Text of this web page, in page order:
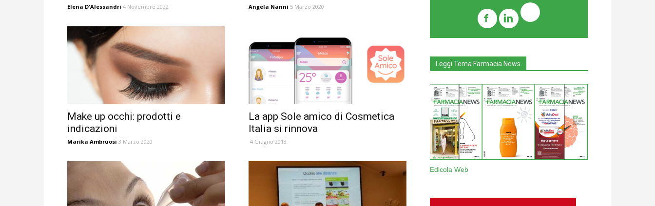
Elena D'Alessandri 4 Novembre 2022 Angela Nanni 5 Marzo 2020
Make up occhi: prodotti e
indicazioni
Marika Ambruosi 3 Marzo 2020
La app Sole amico di Cosmetica
Italia si rinnova
4 Giugno 2018
Leggi Tema Farmacia News
Edicola Web